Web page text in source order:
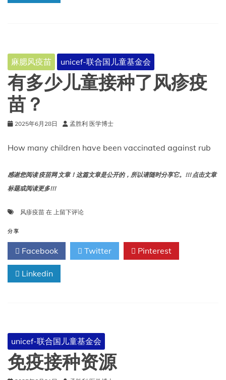
持
稳
定，
但
过
未
组
金
会
麻腮风疫苗 unicef-联合国儿童基金会
有多少儿童接种了风疹疫
苗？
2025年6月28日 孟胜利 医学博士
How many children have been vaccinated against rub
感谢您阅读 疫苗网 文章！这篇文章是公开的，所以请随时分享它。!!! 点击文章
标题或阅读更多!!!
风疹疫苗 在 有
儿
童
接
了
上留下评论
分享
Facebook Twitter Pinterest
Linkedin
unicef-联合国儿童基金会
免疫接种资源